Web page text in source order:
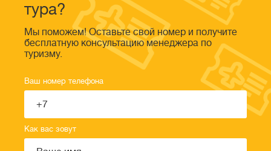
тура?
Мы поможем! Оставьте свой номер и получите
бесплатную консультацию менеджера по
туризму.
Ваш номер телефона
Как вас зовут